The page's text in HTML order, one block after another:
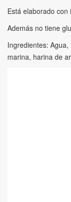
Está elaborado
Además no tiene
Ingredientes:
marina, harina de